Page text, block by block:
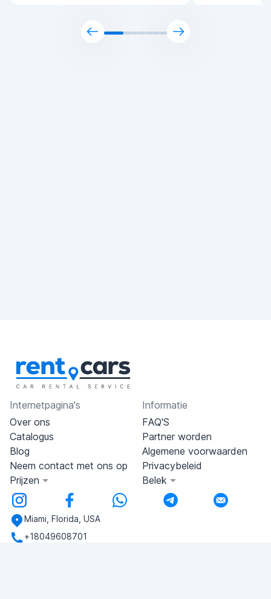
Internetpagina's
Over ons
Catalogus
Blog
Neem contact met ons op
Prijzen
Informatie
FAQ'S
Partner worden
Algemene voorwaarden
Privacybeleid
Belek
Miami, Florida, USA
+18049608701